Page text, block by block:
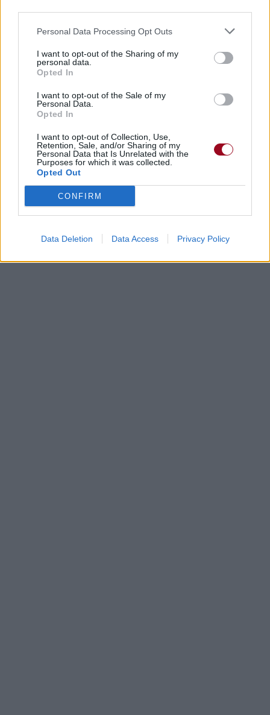
Personal Data Processing Opt Outs
I want to opt-out of the Sharing of my
personal data.
Opted In
I want to opt-out of the Sale of my
Personal Data.
Opted In
I want to opt-out of Collection, Use,
Retention, Sale, and/or Sharing of my
Personal Data that Is Unrelated with the
Purposes for which it was collected.
Opted Out
CONFIRM
Data Deletion Data Access Privacy Policy